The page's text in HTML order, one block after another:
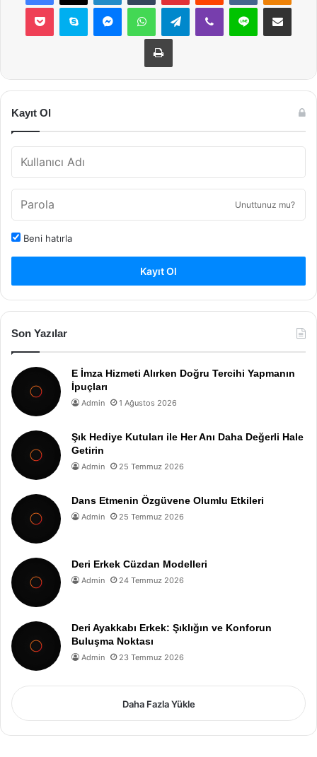
Pocket Skype MessengerWhatsAppTelegramViber Line E-Posta ile
Yazdır
Kayıt Ol
Unuttunuz mu?
Beni hatırla
Kayıt Ol
Son Yazılar
E İmza Hizmeti Alırken Doğru Tercihi Yapmanın
İpuçları
Admin 1 Ağustos 2026
Şık Hediye Kutuları ile Her Anı Daha Değerli Hale
Getirin
Admin 25 Temmuz 2026
Dans Etmenin Özgüvene Olumlu Etkileri
Admin 25 Temmuz 2026
Deri Erkek Cüzdan Modelleri
Admin 24 Temmuz 2026
Deri Ayakkabı Erkek: Şıklığın ve Konforun
Buluşma Noktası
Admin 23 Temmuz 2026
Daha Fazla Yükle